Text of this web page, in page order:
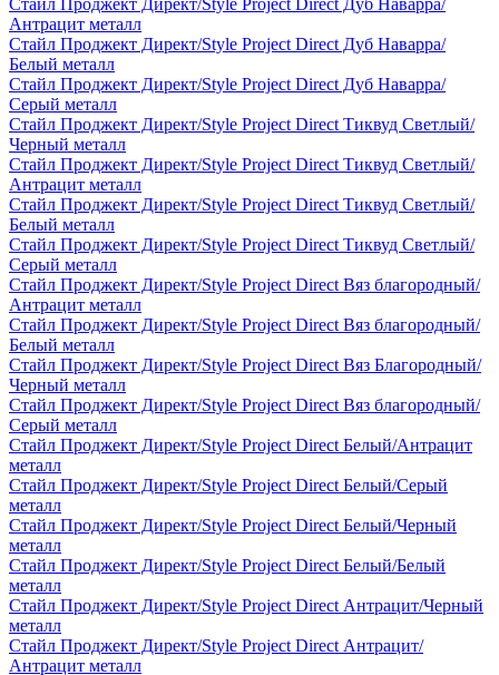
Стайл Проджект Директ/Style Project Direct Дуб Наварра/
Антрацит металл
Стайл Проджект Директ/Style Project Direct Дуб Наварра/
Белый металл
Стайл Проджект Директ/Style Project Direct Дуб Наварра/
Серый металл
Стайл Проджект Директ/Style Project Direct Тиквуд Светлый/
Черный металл
Стайл Проджект Директ/Style Project Direct Тиквуд Светлый/
Антрацит металл
Стайл Проджект Директ/Style Project Direct Тиквуд Светлый/
Белый металл
Стайл Проджект Директ/Style Project Direct Тиквуд Светлый/
Серый металл
Стайл Проджект Директ/Style Project Direct Вяз благородный/
Антрацит металл
Стайл Проджект Директ/Style Project Direct Вяз благородный/
Белый металл
Стайл Проджект Директ/Style Project Direct Вяз Благородный/
Черный металл
Стайл Проджект Директ/Style Project Direct Вяз благородный/
Серый металл
Стайл Проджект Директ/Style Project Direct Белый/Антрацит
металл
Стайл Проджект Директ/Style Project Direct Белый/Серый
металл
Стайл Проджект Директ/Style Project Direct Белый/Черный
металл
Стайл Проджект Директ/Style Project Direct Белый/Белый
металл
Стайл Проджект Директ/Style Project Direct Антрацит/Черный
металл
Стайл Проджект Директ/Style Project Direct Антрацит/
Антрацит металл